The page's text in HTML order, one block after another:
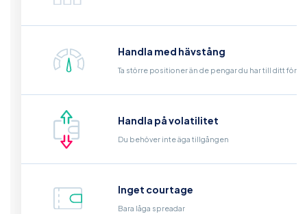
Handla med hävstång
Ta större positioner än de pengar du har till ditt
Handla på volatilitet
Du behöver inte äga tillgången
Inget courtage
Bara låga spreadar